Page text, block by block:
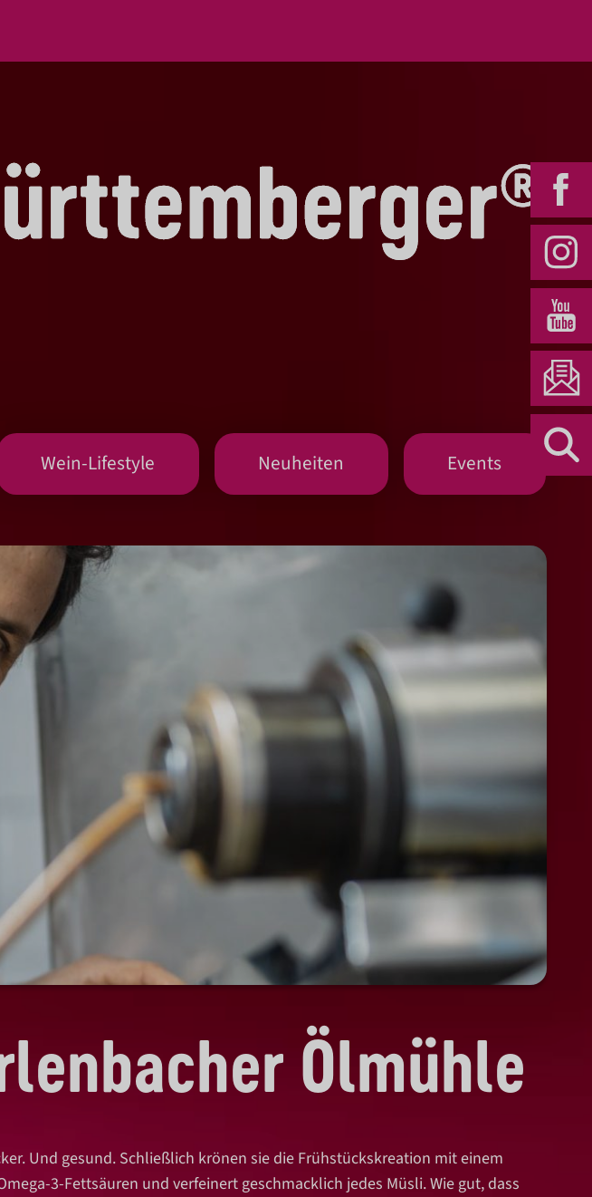
Wein-Lifestyle Neuheiten Events
Ölmühle
Und gesund. Schließlich krönen sie die Frühstückskreation mit einem
3-Fettsäuren und verfeinert geschmacklich jedes Müsli.Wie gut, dass